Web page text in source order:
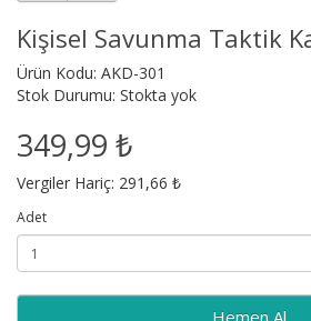
Kişisel Savunma Taktik
Ürün Kodu: AKD-301
Stok Durumu: Stokta yok
349,99 ₺
Vergiler Hariç: 291,66 ₺
Adet